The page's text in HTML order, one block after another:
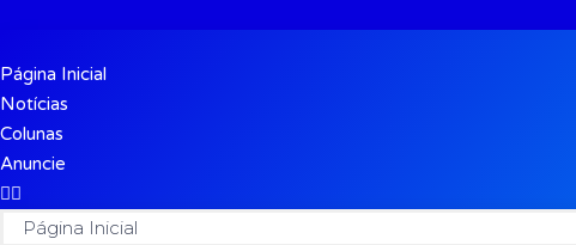
Página Inicial
Notícias
Colunas
Anuncie
Página Inicial